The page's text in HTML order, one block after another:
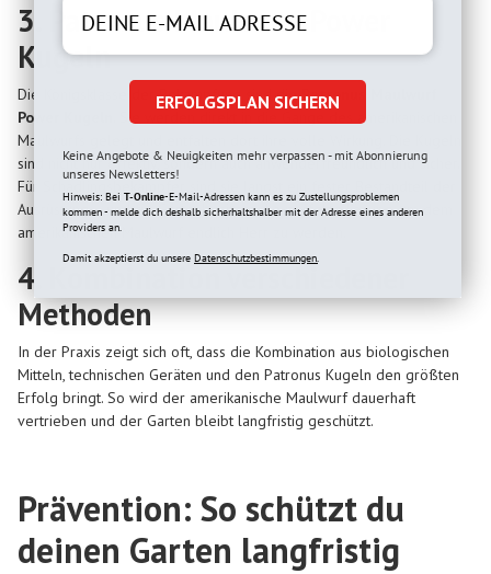
3. Patronus Maulwurf Power
Kugeln
Die Königsklasse der Bekämpfung sind diePatronus Maulwurf
Power Kugeln
. Sie werden direkt in die Gänge des amerikanischen
Maulwurfs gelegt und entfalten dort ihre volle Wirkung. Die Kugeln
sind nicht nur effektiv, sondern auch anwenderfreundlich und sicher.
Für Schädlingsbekämpfer sind sie längst ein fester Bestandteil der
Ausrüstung – und für Gartenbesitzer die perfekte Lösung, um dem
amerikanischen Maulwurf endlich Herr zu werden.
4. Kombination verschiedener
Methoden
In der Praxis zeigt sich oft, dass die Kombination aus biologischen
Mitteln, technischen Geräten und den Patronus Kugeln den größten
Erfolg bringt. So wird der amerikanische Maulwurf dauerhaft
vertrieben und der Garten bleibt langfristig geschützt.
Prävention: So schützt du
deinen Garten langfristig
ERFOLGSPLAN SICHERN
Keine Angebote & Neuigkeiten mehr verpassen - mit Abonnierung
unseres Newsletters!
Hinweis: Bei T-Online-E-Mail-Adressen kann es zu Zustellungsproblemen
kommen - melde dich deshalb sicherhaltshalber mit der Adresse eines anderen
Providers an.
Damit akzeptierst du unsere Datenschutzbestimmungen.